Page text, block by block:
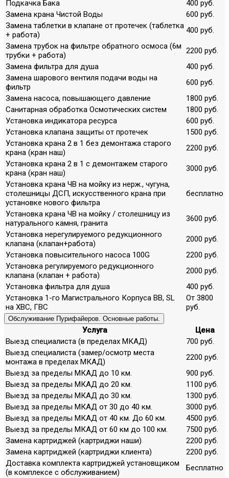
Подкачка Бака
400 руб.
Замена крана Чистой Воды
600 руб.
Замена таблетки в клапане от протечек (таблетка
+ работа)
400 руб.
Замена трубок на фильтре обратного осмоса (6м
трубки + работа)
2200 руб.
Замена фильтра для душа
400 руб.
Замена шарового вентиля подачи воды на
фильтр
600 руб.
Замена насоса, повышающего давление
1800 руб.
Санитарная обработка Осмотических систем
1800 руб.
Установка индикатора ресурса
600 руб.
Установка клапана защиты от протечек
1500 руб.
Установка крана 2 в 1 без демонтажа старого
крана (кран наш)
2200 руб.
Установка крана 2 в 1 с демонтажем старого
крана (кран наш)
3000 руб.
Установка крана ЧВ на мойку из нерж., чугуна,
столешницы ДСП, искусственного крана при
установке нового фильтра
бесплатно
Установка крана ЧВ на мойку / столешницу из
натурального камня, гранита
3600 руб.
Установка нерегулируемого редукционного
клапана (клапан+работа)
2000 руб.
Установка повысительного насоса 100G
2200 руб.
Установка регулируемого редукционного
клапана (клапан + работа)
2000 руб.
Установка фильтра для душа
400 руб.
Установка 1-го Магистрального Корпуса ВВ, SL
на ХВС, ГВС
От 3800
руб.
Обслуживание Пурифайеров. Основные работы.
Услуга
Цена
Выезд специалиста (в пределах МКАД)
700 руб.
Выезд специалиста (замер/осмотр места
монтажа в пределах МКАД)
2200 руб.
Выезд за пределы МКАД до 10 км.
900 руб.
Выезд за пределы МКАД до 20 км.
1100 руб.
Выезд за пределы МКАД до 30 км.
1300 руб.
Выезд за пределы МКАД от 30 до 40 км.
3000 руб.
Выезд за пределы МКАД от 40 км. До 60 км.
4500 руб.
Выезд за пределы МКАД от 60 км до 100 км.
7500 руб.
Замена картриджей (картриджи наши)
2200 руб.
Замена картриджей (картриджи клиента)
2200 руб.
Доставка комплекта картриджей установщиком
(в комплексе с обслуживанием)
Бесплатно